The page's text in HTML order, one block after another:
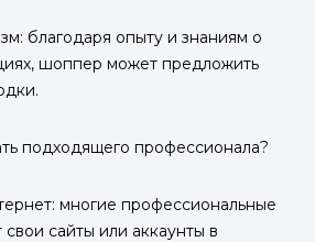
Отправить код
Telegram
ВКонтакте
через форму на сайте
Telegram
ВКонтакте
через форму на сайте
благодаря опыту и знаниям о
шоппер может предложить
подходящего профессионала?
многие профессиональные
сайты или аккаунты в